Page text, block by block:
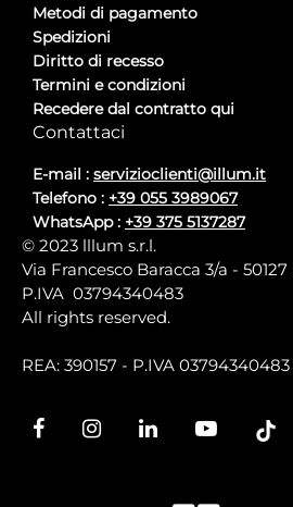
Metodi di pagamento
Spedizioni
Diritto di recesso
Termini e condizioni
Recedere dal contratto qui
Contattaci
E-mail : servizioclienti@illum.it
Telefono : +39 055 3989067
WhatsApp : +39 375 5137287
© 2023 lllum s.r.l.
Via Francesco Baracca 3/a -
P.IVA 03794340483
All rights reserved.
REA: 390157 - P.IVA 03794340483